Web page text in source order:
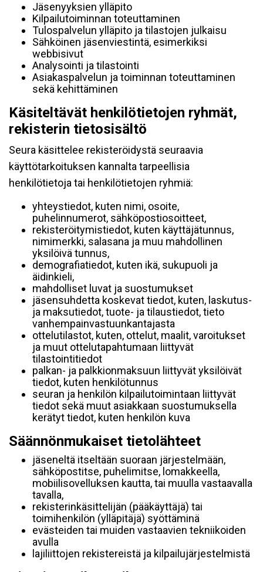
Jäsenyyksien ylläpito
Kilpailutoiminnan toteuttaminen
Tulospalvelun ylläpito ja tilastojen julkaisu
Sähköinen jäsenviestintä, esimerkiksi
webbisivut
Analysointi ja tilastointi
Asiakaspalvelun ja toiminnan toteuttaminen
sekä kehittäminen
Käsiteltävät henkilötietojen ryhmät,
rekisterin tietosisältö
Seura käsittelee rekisteröidystä seuraavia
käyttötarkoituksen kannalta tarpeellisia
henkilötietoja tai henkilötietojen ryhmiä:
yhteystiedot, kuten nimi, osoite,
puhelinnumerot, sähköpostiosoitteet,
rekisteröitymistiedot, kuten käyttäjätunnus,
nimimerkki, salasana ja muu mahdollinen
yksilöivä tunnus,
demografiatiedot, kuten ikä, sukupuoli ja
äidinkieli,
mahdolliset luvat ja suostumukset
jäsensuhdetta koskevat tiedot, kuten, laskutus-
ja maksutiedot, tuote- ja tilaustiedot, tieto
vanhempainvastuunkantajasta
ottelutilastot, kuten, ottelut, maalit, varoitukset
ja muut ottelutapahtumaan liittyvät
tilastointitiedot
palkan- ja palkkionmaksuun liittyvät yksilöivät
tiedot, kuten henkilötunnus
seuran ja henkilön kilpailutoimintaan liittyvät
tiedot sekä muut asiakkaan suostumuksella
kerätyt tiedot, kuten henkilön kuva
Säännönmukaiset tietolähteet
jäseneltä itseltään suoraan järjestelmään,
sähköpostitse, puhelimitse, lomakkeella,
mobiilisovelluksen kautta, tai muulla vastaavalla
tavalla,
rekisterinkäsittelijän (pääkäyttäjä) tai
toimihenkilön (ylläpitäjä) syöttäminä
evästeiden tai muiden vastaavien tekniikoiden
avulla
lajiliittojen rekistereistä ja kilpailujärjestelmistä